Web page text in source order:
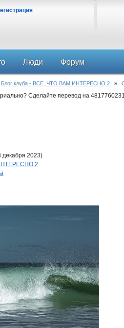
Люди Форум
Блог клуба - ВСЕ, ЧТО ВАМ ИНТЕРЕСНО 2 »
Сделайте перевод на
декабря 2023)
2